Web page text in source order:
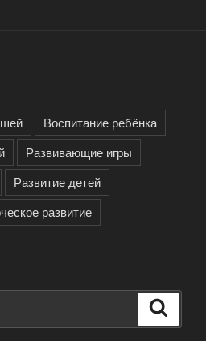
Воспитание ребёнка
Развивающие игры
Развитие детей
развитие